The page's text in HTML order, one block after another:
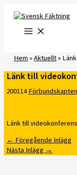
innehåll
Hem»Aktuellt»
Länk till
200114
Länk till
←Föregående Inlägg
Nästa Inlägg→